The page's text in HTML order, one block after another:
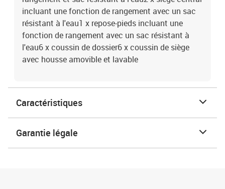
incluant une fonction de rangement avec un sac
résistant à l'eau1 x repose-pieds incluant une
fonction de rangement avec un sac résistant à
l'eau6 x coussin de dossier6 x coussin de siège
avec housse amovible et lavable
Caractéristiques
Garantie légale